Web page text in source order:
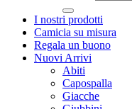
I nostri prodotti
Camicia su misura
Regala un buono
Nuovi Arrivi
Abiti
Capospalla
Giacche